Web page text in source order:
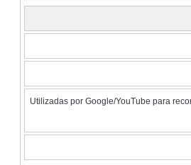
Utilizadas por Google/YouTube para